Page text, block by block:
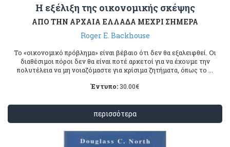
Η εξέλιξη της οικονομικής σκέψης
ΑΠΟ ΤΗΝ ΑΡΧΑΙΑ ΕΛΛΑΔΑ ΜΕΧΡΙ ΣΗΜΕΡΑ
Roger E. Backhouse
Το «οικονομικό πρόβλημα» είναι βέβαιο ότι δεν θα εξαλειφθεί. Οι
διαθέσιμοι πόροι δεν θα είναι ποτέ αρκετοί για να έχουμε την
πολυτέλεια να μη νοιαζόμαστε για κρίσιμα ζητήματα, όπως το ...
Έντυπο: 30.00€
περισσότερα